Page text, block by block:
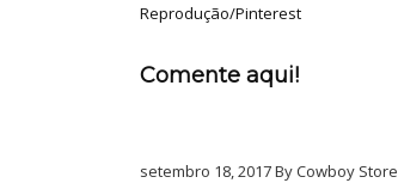
Reprodução/Pinterest
Comente aqui!
setembro 18, 2017 By Cowboy Store